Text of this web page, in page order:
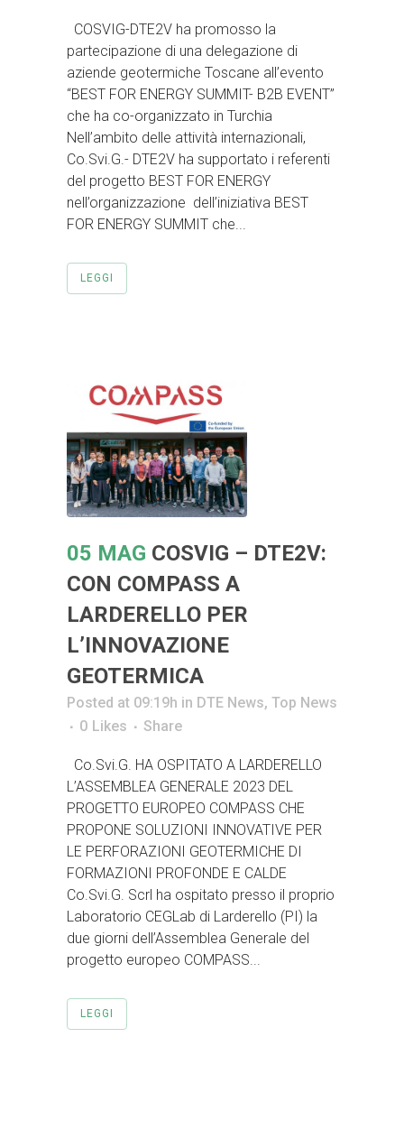
COSVIG-DTE2V ha promosso la
partecipazione di una delegazione di
aziende geotermiche Toscane all’evento
“BEST FOR ENERGY SUMMIT- B2B EVENT”
che ha co-organizzato in Turchia
Nell’ambito delle attività internazionali,
Co.Svi.G.- DTE2V ha supportato i referenti
del progetto BEST FOR ENERGY
nell’organizzazione dell’iniziativa BEST
FOR ENERGY SUMMIT che...
LEGGI
05 MAG COSVIG – DTE2V:
CON COMPASS A
LARDERELLO PER
L’INNOVAZIONE
GEOTERMICA
Posted at 09:19h in DTE News, Top News
0 Likes Share
Co.Svi.G. HA OSPITATO A LARDERELLO
L’ASSEMBLEA GENERALE 2023 DEL
PROGETTO EUROPEO COMPASS CHE
PROPONE SOLUZIONI INNOVATIVE PER
LE PERFORAZIONI GEOTERMICHE DI
FORMAZIONI PROFONDE E CALDE
Co.Svi.G. Scrl ha ospitato presso il proprio
Laboratorio CEGLab di Larderello (PI) la
due giorni dell’Assemblea Generale del
progetto europeo COMPASS...
LEGGI